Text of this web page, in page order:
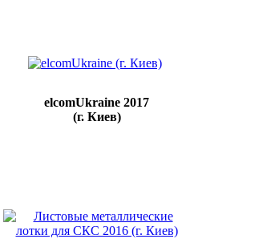
elcomUkraine 2017
(г. Киев)